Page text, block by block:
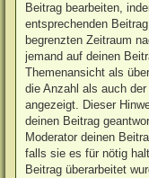
Beitrag bearbeiten,
entsprechenden
begrenzten Zeitraum
jemand auf deinen
Themenansicht als
die Anzahl als auch
angezeigt. Dieser
deinen Beitrag
Moderator deinen
falls sie es für nötig
Beitrag überarbeitet